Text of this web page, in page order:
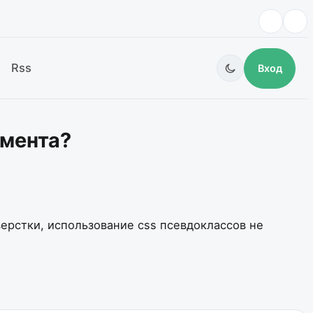
Rss Вход
использование css псевдоклассов не